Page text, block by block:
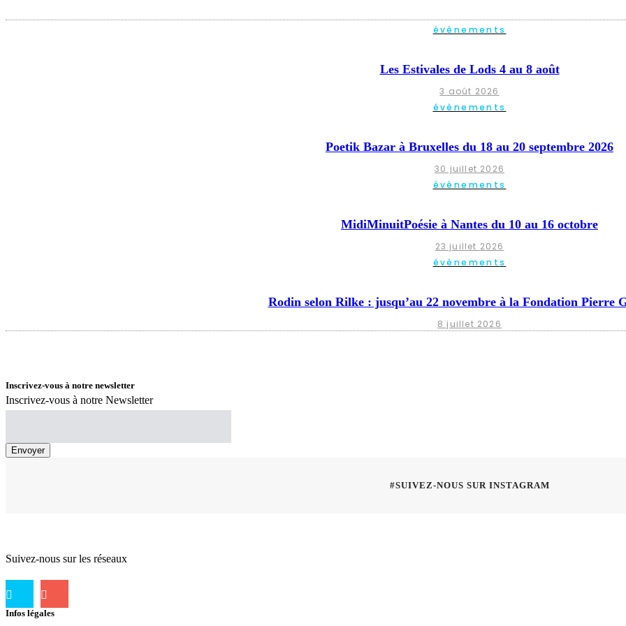
évènements
Les Estivales de Lods 4 au 8 août
3 août 2026
évènements
Poetik Bazar à Bruxelles du 18 au 20 septembre 2026
30 juillet 2026
évènements
MidiMinuitPoésie à Nantes du 10 au 16 octobre
23 juillet 2026
évènements
Rodin selon Rilke : jusqu’au 22 novembre à la Fondation Pierre
8 juillet 2026
Inscrivez-vous à notre newsletter
Inscrivez-vous à notre Newsletter
#SUIVEZ-NOUS SUR INSTAGRAM
Suivez-nous sur les réseaux
Infos légales